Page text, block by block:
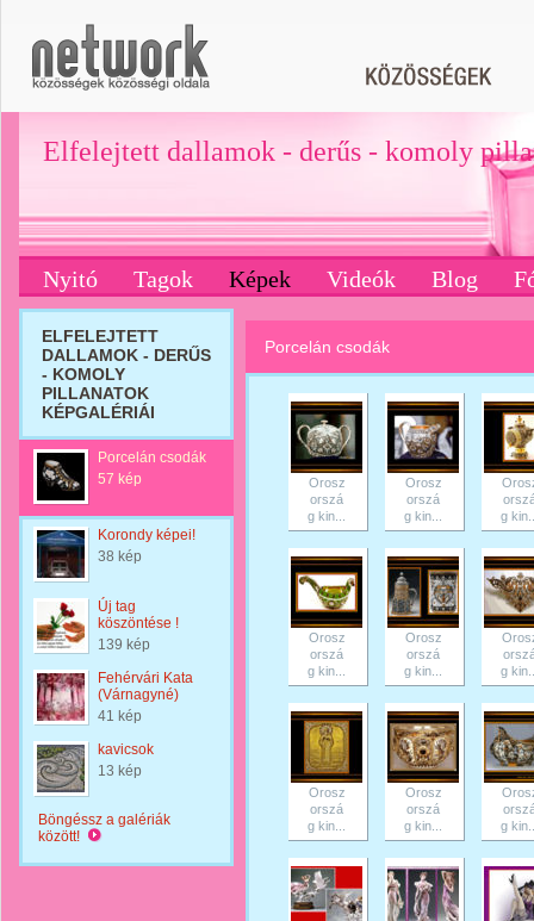
Elfelejtett dallamok - derűs - komoly
Nyitó Tagok Képek Videók Blog
ELFELEJTETT
DALLAMOK - DERŰS
- KOMOLY
PILLANATOK
KÉPGALÉRIÁI
Porcelán csodák
57 kép
Korondy képei!
38 kép
Új tag
köszöntése !
139 kép
Fehérvári Kata
(Várnagyné)
41 kép
kavicsok
13 kép
Böngéssz a galériák
között!
Porcelán csodák
Orosz
orszá
g kin...
Orosz
orszá
g kin...
g
Orosz
orszá
g kin...
Orosz
orszá
g kin...
g
Orosz
orszá
g kin...
Orosz
orszá
g kin...
g